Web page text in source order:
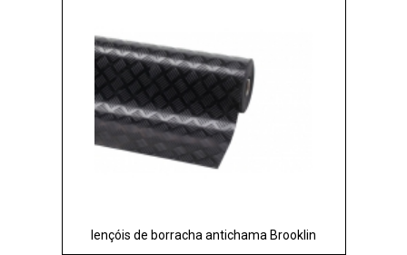
lençóis de borracha antichama Brooklin